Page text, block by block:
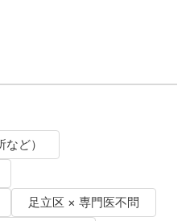
ど）
足立区 × 専門医不問